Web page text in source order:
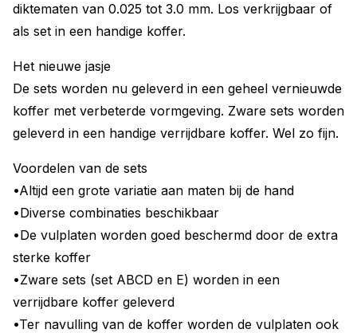
diktematen van 0.025 tot 3.0 mm. Los verkrijgbaar of
als set in een handige koffer.
Het nieuwe jasje
De sets worden nu geleverd in een geheel vernieuwde
koffer met verbeterde vormgeving. Zware sets worden
geleverd in een handige verrijdbare koffer. Wel zo fijn.
Voordelen van de sets
•Altijd een grote variatie aan maten bij de hand
•Diverse combinaties beschikbaar
•De vulplaten worden goed beschermd door de extra
sterke koffer
•Zware sets (set ABCD en E) worden in een
verrijdbare koffer geleverd
•Ter navulling van de koffer worden de vulplaten ook